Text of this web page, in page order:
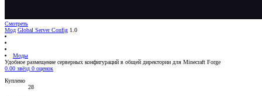
Смотреть
Мод Global Server Config 1.0
Моды
Удобное размещение серверных конфигураций в общей директории для Minecraft Forge
0.00 звёзд 0 оценок
Куплено
28